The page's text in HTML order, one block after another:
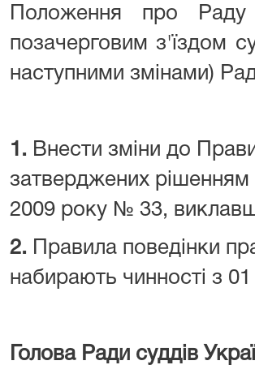
Положення про Раду
позачерговим з'їздом
наступними змінами)
1. Внести зміни до
затверджених рішенням
2009 року № 33,
2.
Правила поведінки
набирають чинності з
Голова Ради суддів